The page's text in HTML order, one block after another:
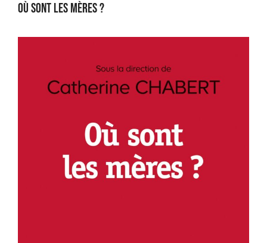
Où sont les mères ?